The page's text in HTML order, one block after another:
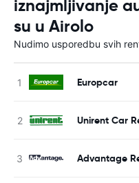
iznajmljivanje
su u Airolo
Nudimo usporedbu svih
Europcar
Unirent Car
Advantage